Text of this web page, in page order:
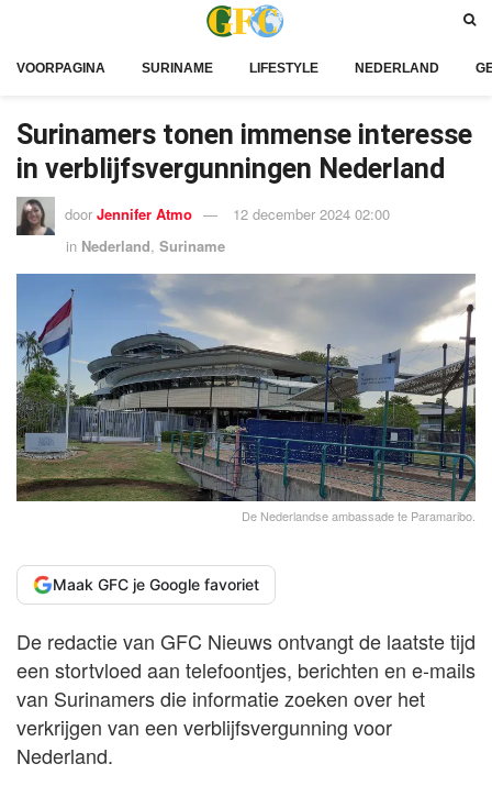
VOORPAGINA SURINAME LIFESTYLE NEDERLAND
Surinamers tonen immense interesse
in verblijfsvergunningen Nederland
door Jennifer Atmo
12 december 2024 02:00
in Nederland, Suriname
De Nederlandse ambassade te Paramaribo.
Maak GFC je Google favoriet
De redactie van GFC Nieuws ontvangt de laatste tijd
een stortvloed aan telefoontjes, berichten en e-mails
van Surinamers die informatie zoeken over het
verkrijgen van een verblijfsvergunning voor
Nederland.